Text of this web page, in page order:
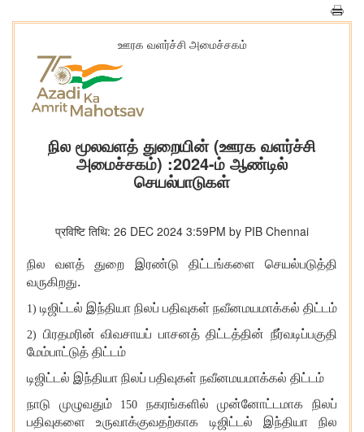
ஊரக வளர்ச்சி அமைச்சகம்
நில மூலவளத் துறையின் (ஊரக வளர்ச்சி
அமைச்சகம்) :2024-ம் ஆண்டில்
செயல்பாடுகள்
प्रविष्टि तिथि: 26 DEC 2024 3:59PM by PIB Chennai
நில வளத் துறை இரண்டு திட்டங்களை செயல்படுத்தி
வருகிறது.
1) டிஜிட்டல் இந்தியா நிலப் பதிவுகள் நவீனமயமாக்கல் திட்டம்
2) பிரதமரின் விவசாயப் பாசனத் திட்டத்தின் நீர்வடிப்பகுதி
மேம்பாட்டுத் திட்டம்
டிஜிட்டல் இந்தியா நிலப் பதிவுகள் நவீனமயமாக்கல் திட்டம்
நாடு முழுவதும்
150 நகரங்களில் முன்னோட்டமாக நிலப்
பதிவுகளை உருவாக்குவதற்காக டிஜிட்டல் இந்தியா நில